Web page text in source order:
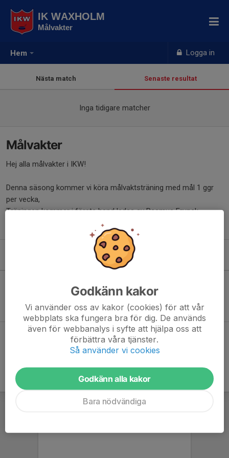
Hem Logga in
IK WAXHOLM
Målvakter
Nästa match Senaste resultat
Inga tidigare matcher
Målvakter
Hej alla målvakter i IKW!
Denna säsong kommer vi köra målvaktsträning med mål 1 ggr
per vecka,
Träningen kommer i första hand ledas av Rasmus Frunck
Fokus ligger på att bli trygg i målet och glädjen att stå i mål.
Kommande aktiviteter
Inga aktiviteter inbokade
Godkänn kakor
Vi använder oss av kakor (cookies) för att vår
webbplats ska fungera bra för dig. De används
även för webbanalys i syfte att hjälpa oss att
förbättra våra tjänster.
Så använder vi cookies
Godkänn alla kakor
Bara nödvändiga